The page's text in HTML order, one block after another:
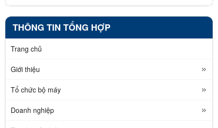
THÔNG TIN TỔNG HỢP
Trang chủ
Giới thiệu
Tổ chức bộ máy
Doanh nghiệp